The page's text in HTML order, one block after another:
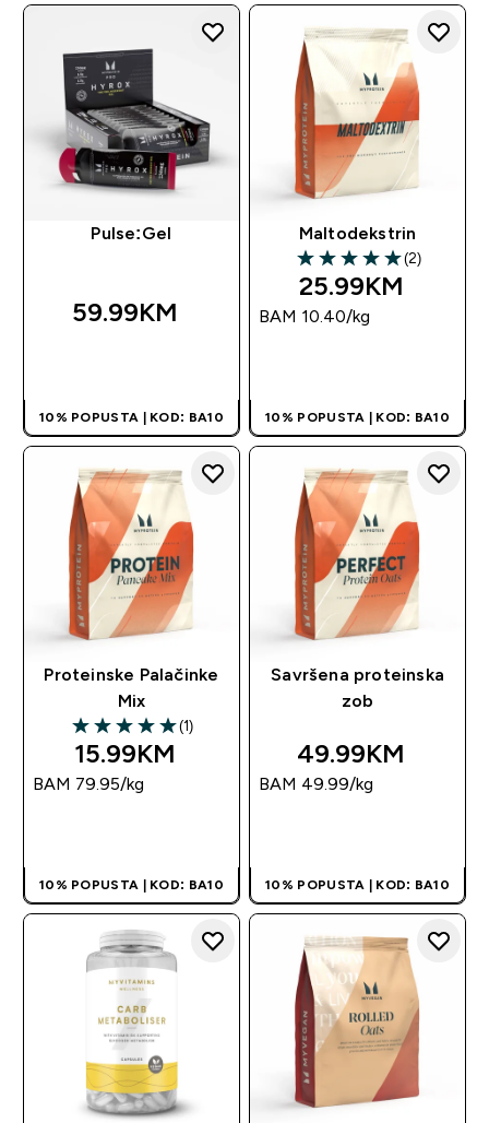
Pulse:Gel
59.99KM‎
10% POPUSTA | KOD: BA10
Maltodekstrin
5 out of 5 stars
(2)
25.99KM‎
BAM 10.40‎/kg
10% POPUSTA | KOD: BA10
Proteinske Palačinke
Mix
5 out of 5 stars
(1)
15.99KM‎
BAM 79.95‎/kg
10% POPUSTA | KOD: BA10
Savršena proteinska
zob
49.99KM‎
BAM 49.99‎/kg
10% POPUSTA | KOD: BA10